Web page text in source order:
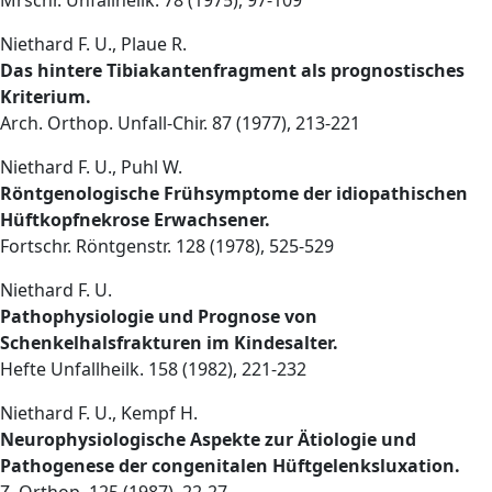
Niethard F. U., Plaue R.
Das hintere Tibiakantenfragment als prognostisches
Kriterium.
Arch. Orthop. Unfall-Chir. 87 (1977), 213-221
Niethard F. U., Puhl W.
Röntgenologische Frühsymptome der idiopathischen
Hüftkopfnekrose Erwachsener.
Fortschr. Röntgenstr. 128 (1978), 525-529
Niethard F. U.
Pathophysiologie und Prognose von
Schenkelhalsfrakturen im Kindesalter.
Hefte Unfallheilk. 158 (1982), 221-232
Niethard F. U., Kempf H.
Neurophysiologische Aspekte zur Ätiologie und
Pathogenese der congenitalen Hüftgelenksluxation.